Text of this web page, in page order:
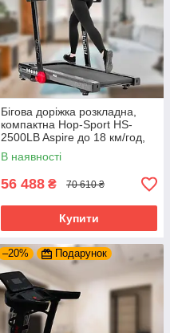
Бігова доріжка розкладна,
компактна Hop-Sport HS-
2500LB Aspire до 18 км/год,
USB, Bluetooth до 150 кг.
В наявності
56 488 ₴ 70 610 ₴
Купити
–20% Подарунок